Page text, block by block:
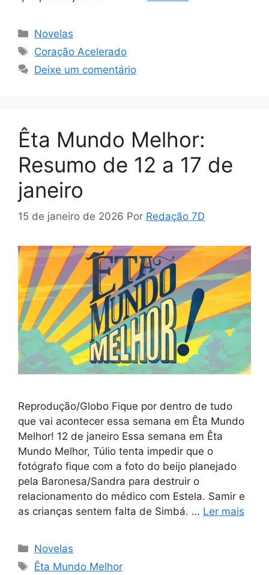
Categorias
Novelas
Tags
Coração Acelerado
Deixe um comentário
Êta Mundo Melhor:
Resumo de 12 a 17 de
janeiro
15 de janeiro de 2026 Por Redação 7D
Reprodução/Globo Fique por dentro de tudo
que vai acontecer essa semana em Êta Mundo
Melhor! 12 de janeiro Essa semana em Êta
Mundo Melhor, Túlio tenta impedir que o
fotógrafo fique com a foto do beijo planejado
pela Baronesa/Sandra para destruir o
relacionamento do médico com Estela. Samir e
as crianças sentem falta de Simbá. … Ler mais
Categorias
Novelas
Tags
Êta Mundo Melhor